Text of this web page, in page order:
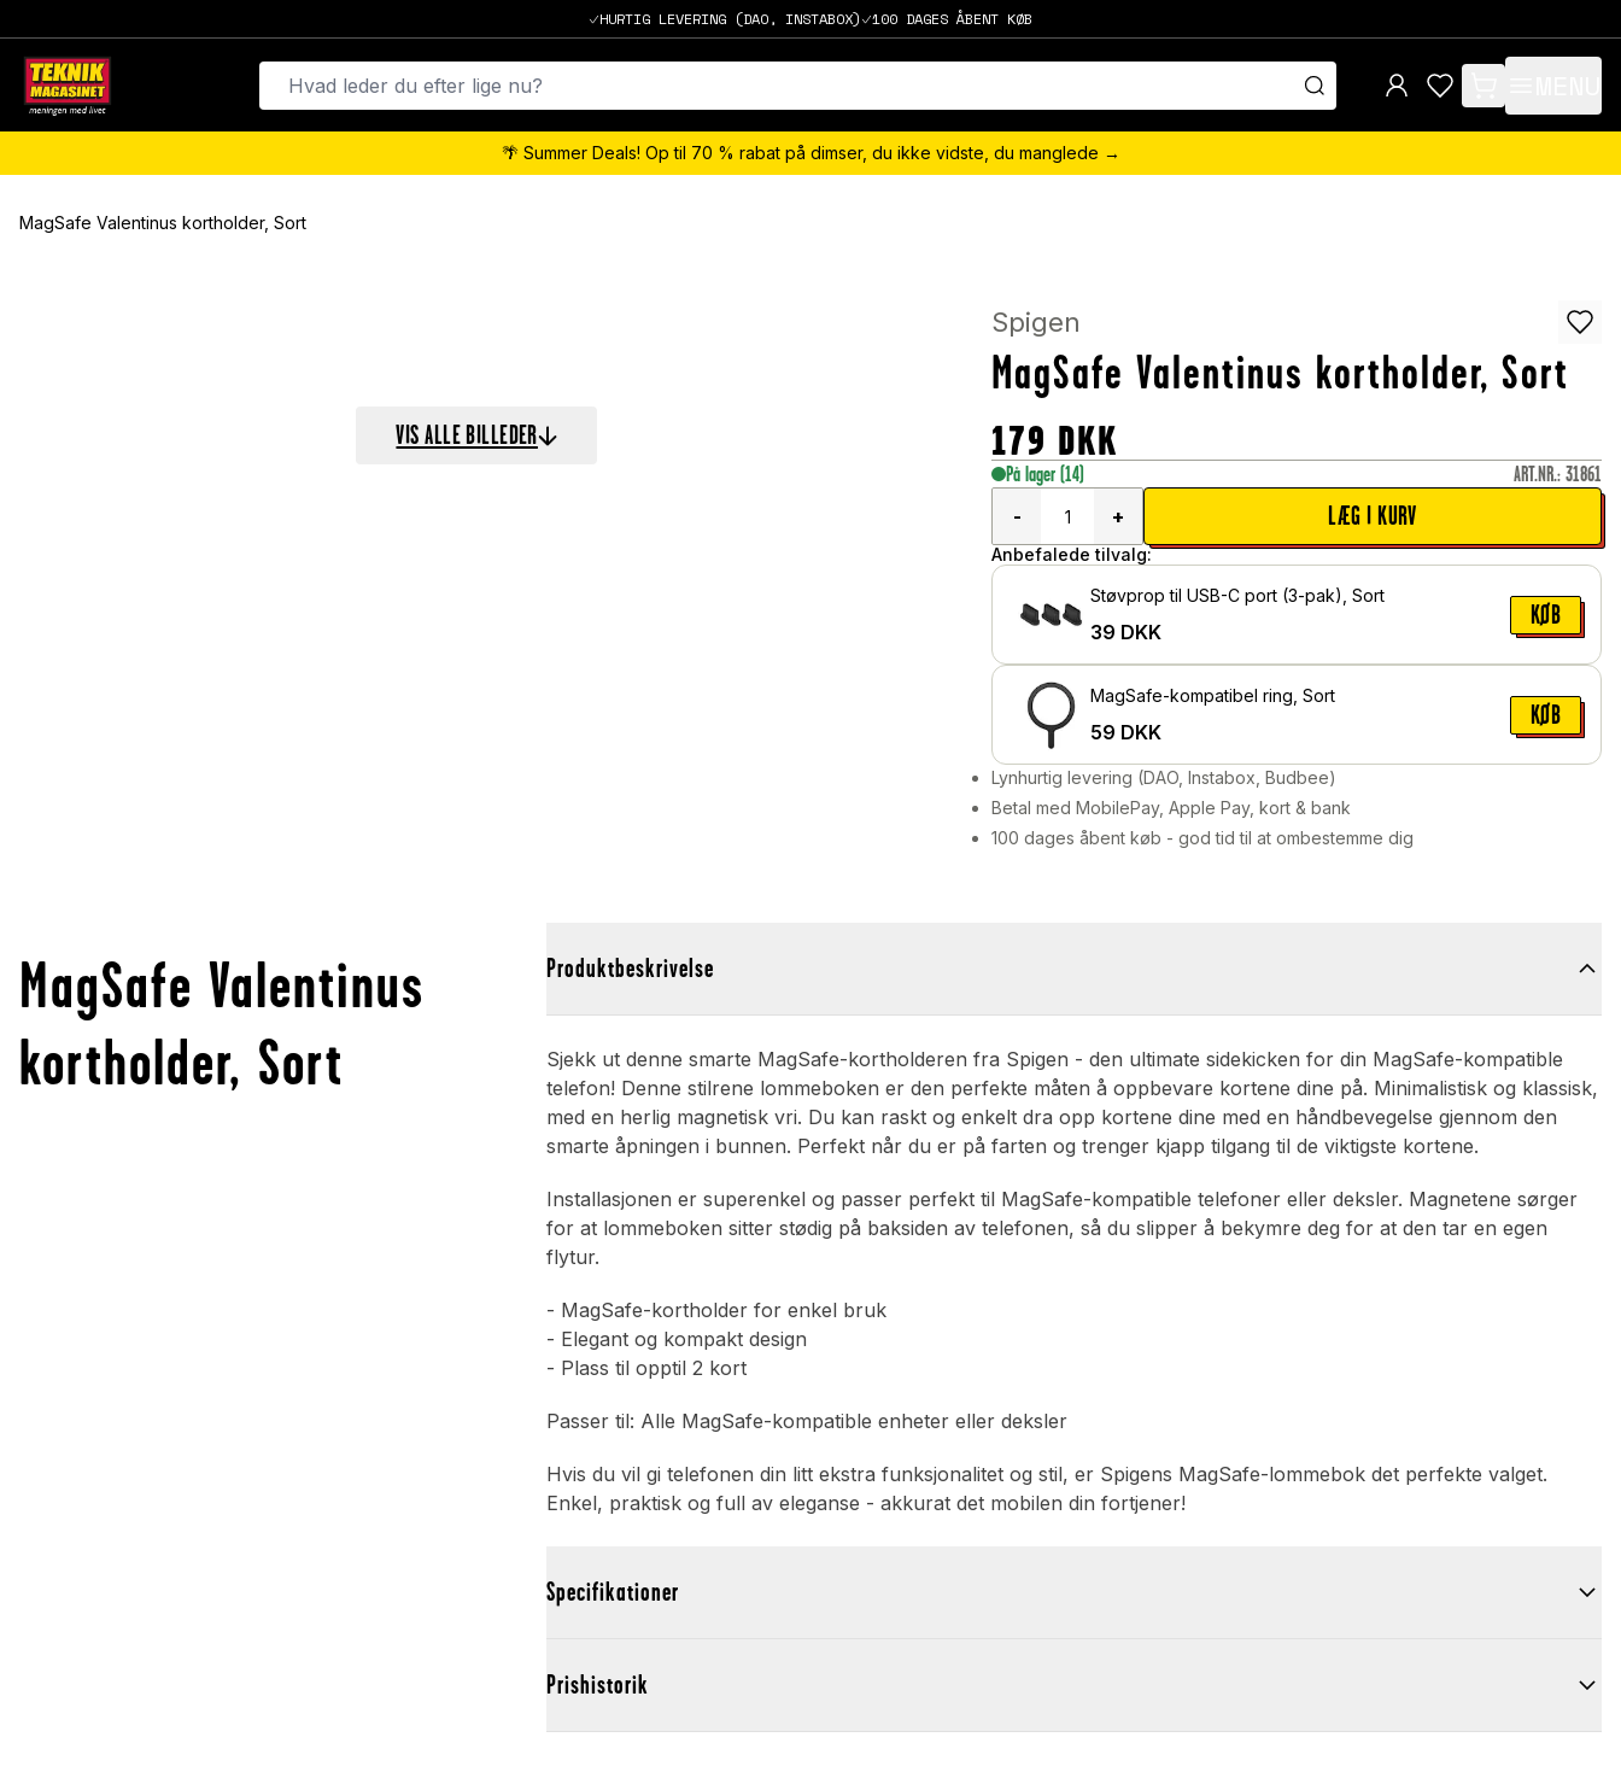
HURTIG LEVERING (DAO, INSTABOX) 100 DAGES ÅBENT KØB
items in cart, view
🌴 Summer Deals! Op til 70 % rabat på dimser, du ikke vidste, du manglede →
MagSafe Valentinus kortholder, Sort
VIS ALLE BILLEDER
Spigen
MagSafe Valentinus kortholder, Sort
179 DKK
På lager (14) ART.NR.: 31861
-
+ LÆG I KURV
Anbefalede tilvalg:
Støvprop til USB-C port (3-pak), Sort
39 DKK
KØB
MagSafe-kompatibel ring, Sort
59 DKK
KØB
Lynhurtig levering (DAO, Instabox, Budbee)
Betal med MobilePay, Apple Pay, kort & bank
100 dages åbent køb - god tid til at ombestemme dig
MagSafe Valentinus
kortholder, Sort
Produktbeskrivelse
Sjekk ut denne smarte MagSafe-kortholderen fra Spigen - den ultimate sidekicken for din MagSafe-kompatible
telefon! Denne stilrene lommeboken er den perfekte måten å oppbevare kortene dine på. Minimalistisk og klassisk,
med en herlig magnetisk vri. Du kan raskt og enkelt dra opp kortene dine med en håndbevegelse gjennom den
smarte åpningen i bunnen. Perfekt når du er på farten og trenger kjapp tilgang til de viktigste kortene.
Installasjonen er superenkel og passer perfekt til MagSafe-kompatible telefoner eller deksler. Magnetene sørger
for at lommeboken sitter stødig på baksiden av telefonen, så du slipper å bekymre deg for at den tar en egen
flytur.
- MagSafe-kortholder for enkel bruk
- Elegant og kompakt design
- Plass til opptil 2 kort
Passer til: Alle MagSafe-kompatible enheter eller deksler
Hvis du vil gi telefonen din litt ekstra funksjonalitet og stil, er Spigens MagSafe-lommebok det perfekte valget.
Enkel, praktisk og full av eleganse - akkurat det mobilen din fortjener!
Specifikationer
Prishistorik